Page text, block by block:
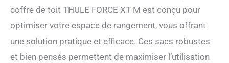
coffre de toit THULE FORCE XT M est conçu pour
optimiser votre espace de rangement, vous offrant
une solution pratique et efficace. Ces sacs robustes
et bien pensés permettent de maximiser l’utilisation